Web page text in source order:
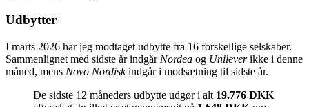
Udbytter
I marts 2026 har jeg modtaget udbytte fra 16 forskellige selskaber.
Sammenlignet med sidste år indgår Nordea og Unileverikke i denne
måned, mens Novo Nordiskindgår i modsætning til sidste år.
De sidste 12 måneders udbytte udgør i alt 19.776 DKK